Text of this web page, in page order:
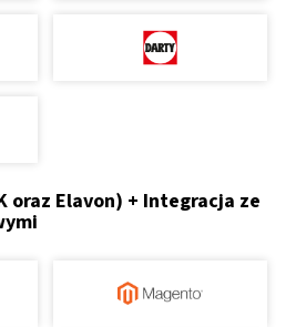
oraz Elavon) + Integracja ze